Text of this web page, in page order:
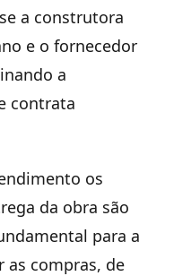
a construtora
e o fornecedor
a
contrata
os
da obra são
para a
as compras, de